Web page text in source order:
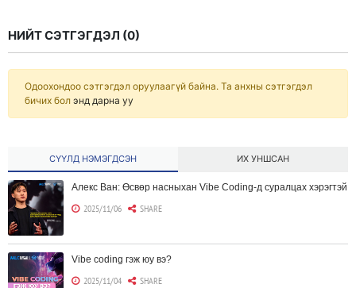
НИЙТ СЭТГЭГДЭЛ (0)
Одоохондоо сэтгэгдэл оруулаагүй байна. Та анхны сэтгэгдэл
бичих бол энд дарна уу
СҮҮЛД НЭМЭГДСЭН ИХ УНШСАН
Алекс Ван: Өсвөр насныхан Vibe Coding-д суралцах хэрэгтэй
2025/11/06 SHARE
Vibe coding гэж юу вэ?
2025/11/04 SHARE